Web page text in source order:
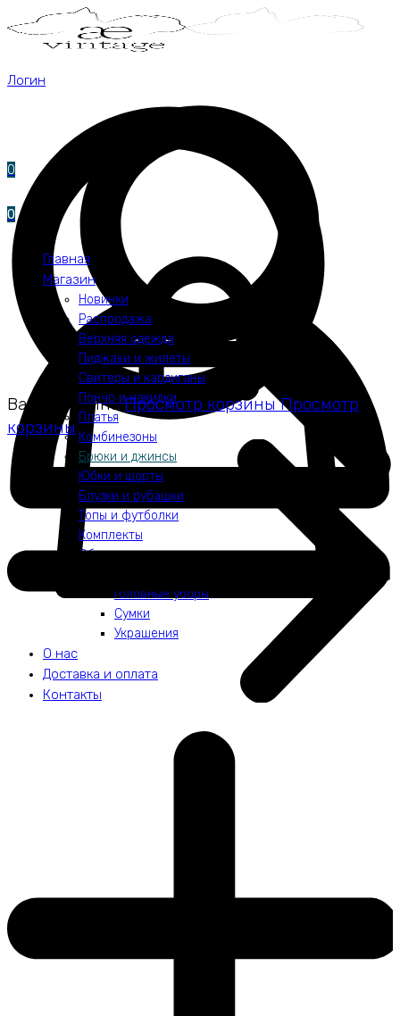
Логин
0
0
Главная
Магазин
Новинки
Распродажа
Верхняя одежда
Пиджаки и жилеты
Свитеры и кардиганы
Пончо и накидки
Платья
Комбинезоны
Брюки и джинсы
Юбки и шорты
Блузки и рубашки
Топы и футболки
Комплекты
Обувь
Головные уборы
Сумки
Украшения
О нас
Доставка и оплата
Контакты
Ваша корзина Просмотр корзины Просмотр
корзины